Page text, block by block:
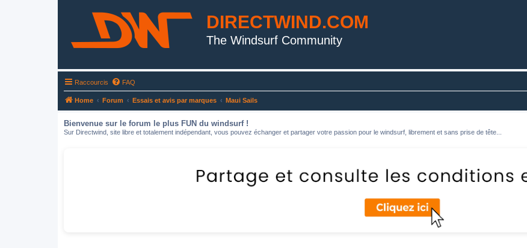
DIRECTWIND.COM
The Windsurf Community
Raccourcis FAQ
Home Forum Essais et avis par marques Maui Sails
Bienvenue sur le forum le plus FUN du windsurf !
Sur Directwind, site libre et totalement indépendant, vous pouvez échanger et partager votre passion pour le windsurf, librement et sans prise de tête...